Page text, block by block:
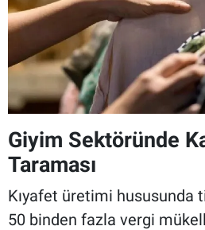
Giyim Sektöründe
Taraması
Kıyafet üretimi hususunda
50 binden fazla vergi